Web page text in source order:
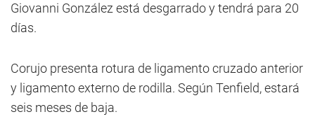
Giovanni González está desgarrado y tendrá para 20
días.
Corujo presenta rotura de ligamento cruzado anterior
y ligamento externo de rodilla. Según Tenfield, estará
seis meses de baja.